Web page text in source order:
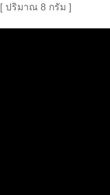
[ ปริมาณ 8 กรัม ]